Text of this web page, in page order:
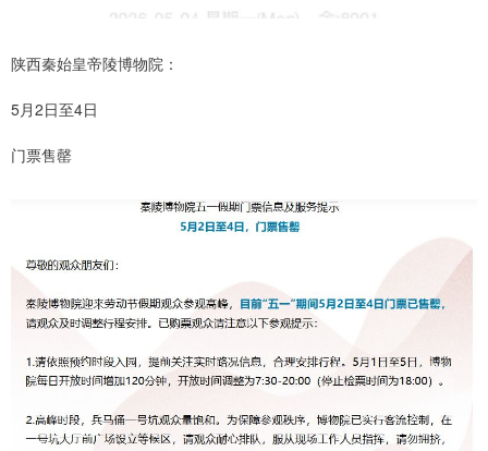
陕西秦始皇帝陵博物院：
5月2日至4日
门票售罄